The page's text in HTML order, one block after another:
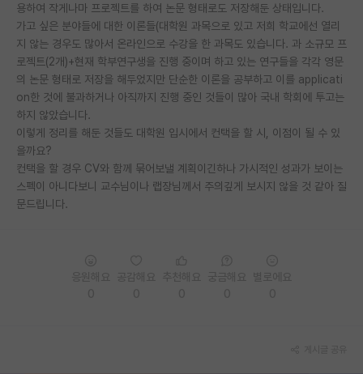
취업 게시판
임용 후기 게시판
PI 전용 게시판
인문사회 계열 게시판
특수/전문대학원 게시판
반도체/AI 게시판
용하여 작게나마 프로젝트를 하여 논문 형태로도 저장해둔 상태입니다.
가고 싶은 분야들에 대한 이론들(대학원 과목으로 있고 저희 학교에선 열리
지 않는 경우도 많아서 온라인으로 수강을 한 과목도 있습니다. 과 소규모 프
로젝트(2개)+현재 학부연구생을 진행 중이며 하고 있는 연구들을 각각 영문
의 논문 형태로 저장을 해두었지만 단순한 이론을 공부하고 이를 applicati
on한 것에 불과하거나 아직까지 진행 중인 것들이 많아 국내 학회에 투고는
하지 않았습니다.
이렇게 정리를 해둔 것들도 대학원 입시에서 컨택을 할 시, 이점이 될 수 있
을까요?
컨택을 할 경우 CV와 함께 묶어보낼 계획이긴하나 가시적인 성과가 보이는
스펙이 아니다보니 교수님이나 랩장님께서 주의깊게 보시지 않을 것 같아 질
문드립니다.